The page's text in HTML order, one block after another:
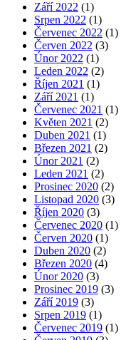
Září 2022 (1)
Srpen 2022 (1)
Červenec 2022 (1)
Červen 2022 (3)
Únor 2022 (1)
Leden 2022 (2)
Říjen 2021 (1)
Září 2021 (1)
Červenec 2021 (1)
Květen 2021 (2)
Duben 2021 (1)
Březen 2021 (2)
Únor 2021 (2)
Leden 2021 (2)
Prosinec 2020 (2)
Listopad 2020 (3)
Říjen 2020 (3)
Červenec 2020 (1)
Červen 2020 (1)
Duben 2020 (2)
Březen 2020 (4)
Únor 2020 (3)
Prosinec 2019 (3)
Září 2019 (3)
Srpen 2019 (1)
Červenec 2019 (1)